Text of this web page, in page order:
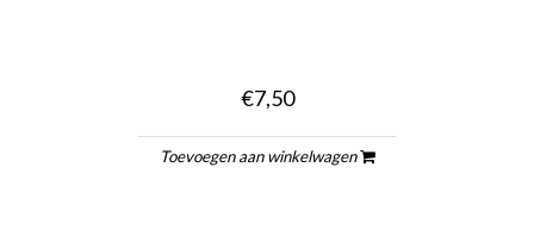
€7,50
Toevoegen aan winkelwagen